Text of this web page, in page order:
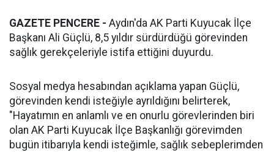
GAZETE PENCERE - Aydın'da AK Parti Kuyucak İlçe
Başkanı Ali Güçlü, 8,5 yıldır sürdürdüğü görevinden
sağlık gerekçeleriyle istifa ettiğini duyurdu.
Sosyal medya hesabından açıklama yapan Güçlü,
görevinden kendi isteğiyle ayrıldığını belirterek,
"Hayatımın en anlamlı ve en onurlu görevlerinden biri
olan AK Parti Kuyucak İlçe Başkanlığı görevimden
bugün itibarıyla kendi isteğimle, sağlık sebeplerimden